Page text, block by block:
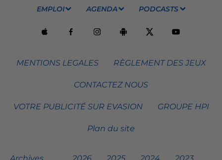
EMPLOI AGENDA PODCASTS
MENTIONS LEGALES RÈGLEMENT DES JEUX
CONTACTEZ NOUS
VOTRE PUBLICITÉ SUR EVASION GROUPE HPI
Plan du site